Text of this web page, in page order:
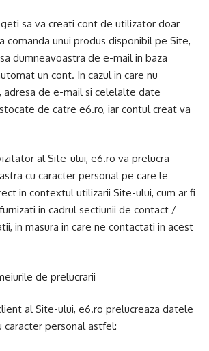
sa va creati cont de utilizator doar
comanda unui produs disponibil pe Site,
dumneavoastra de e-mail in baza
un cont. In cazul in care nu
adresa de e-mail si celelalte date
de catre e6.ro, iar contul creat va
al Site-ului, e6.ro va prelucra
cu caracter personal pe care le
in contextul utilizarii Site-ului, cum ar fi
in cadrul sectiunii de contact /
in masura in care ne contactati in acest
de prelucrarii
al Site-ului, e6.ro prelucreaza datele
caracter personal astfel: